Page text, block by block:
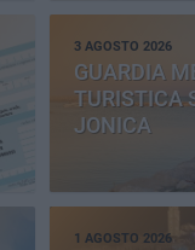
3 AGOSTO 2026
GUARDIA
TURISTICA
JONICA
1 AGOSTO 2026